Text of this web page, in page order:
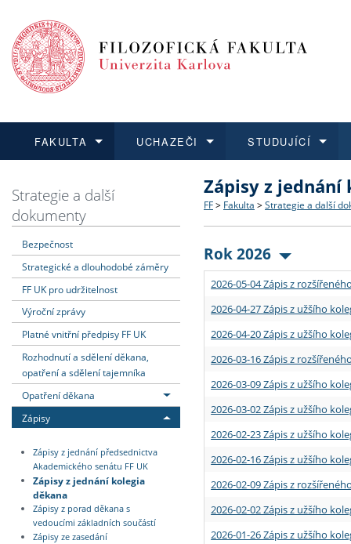
FAKULTA
Dozvědět se více
Struktura a historie
Strategie a další
Podpora a benefity pro
Absolventi fakulty
UCHAZEČI
Podat přihlášku
Co studovat a jak se
Učitelské studijní
Informace k průběhu
STUDUJÍCÍ
Dozvědět se více
Bakalářské a magisterské
Doktorské studium
Rigorózní řízení
Dozvědět se více
O vědě a výzkumu na FF
Akademické kvalifikace
Granty a projekty
Dozvědět se více
Aktuální nabídky a
Vyjíždějící studenti
Přijíždějící studenti
Vyjíždějící zaměstnanci
Strategie a další
dokumenty
Bezpečnost
Strategické a dlouhodobé záměry
FF UK pro udržitelnost
Výroční zprávy
Platné vnitřní předpisy FF UK
Rozhodnutí a sdělení děkana,
opatření a sdělení tajemníka
Opatření děkana
Zápisy
Zápisy z jednání předsednictva
Akademického senátu FF UK
Zápisy z jednání kolegia
děkana
Zápisy z porad děkana s
vedoucími základních součástí
Zápisy ze zasedání
Zápisy z jednání
FF > Fakulta > Strategie a další
Rok 2026
2026-05-04 Zápis z
2026-04-27 Zápis z užšího
2026-04-20 Zápis z užšího
2026-03-16 Zápis z
2026-03-09 Zápis z užšího
2026-03-02 Zápis z užšího
2026-02-23 Zápis z užšího
2026-02-16 Zápis z užšího
2026-02-09 Zápis z
2026-02-02 Zápis z užšího
2026-01-26 Zápis z užšího